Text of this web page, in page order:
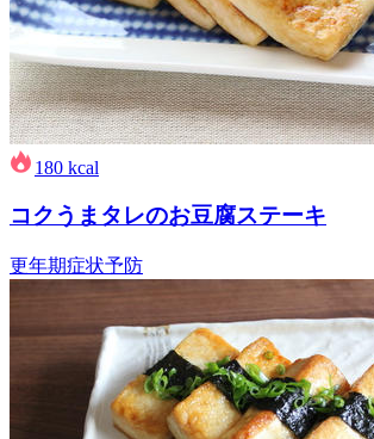
180 kcal
コクうまタレのお豆腐ステーキ
更年期症状予防